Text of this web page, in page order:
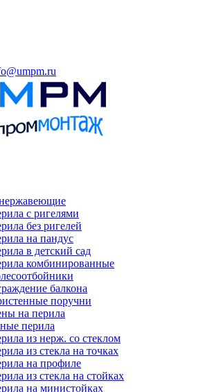
с ригелями
без ригелей
на пандус
в детский сад
комбинированные
балкона
поручни
на перила
перила
из нерж. со стеклом
из стекла на точках
на профиле
из стекла на стойках
на министойках